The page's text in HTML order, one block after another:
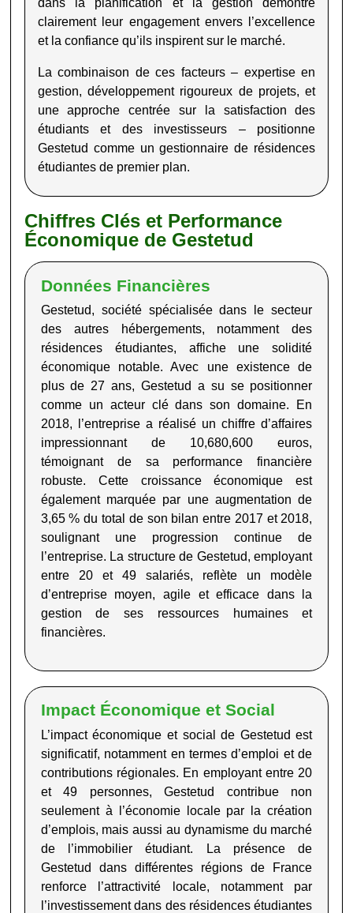
dans la planification et la gestion démontre
clairement leur engagement envers l’excellence
et la confiance qu’ils inspirent sur le marché.
La combinaison de ces facteurs – expertise en
gestion, développement rigoureux de projets, et
une approche centrée sur la satisfaction des
étudiants et des investisseurs – positionne
Gestetud comme un gestionnaire de résidences
étudiantes de premier plan.
Chiffres Clés et Performance
Économique de Gestetud
Données Financières
Gestetud, société spécialisée dans le secteur
des autres hébergements, notamment des
résidences étudiantes, affiche une solidité
économique notable. Avec une existence de
plus de 27 ans, Gestetud a su se positionner
comme un acteur clé dans son domaine. En
2018, l’entreprise a réalisé un chiffre d’affaires
impressionnant de 10,680,600 euros,
témoignant de sa performance financière
robuste. Cette croissance économique est
également marquée par une augmentation de
3,65 % du total de son bilan entre 2017 et 2018,
soulignant une progression continue de
l’entreprise. La structure de Gestetud, employant
entre 20 et 49 salariés, reflète un modèle
d’entreprise moyen, agile et efficace dans la
gestion de ses ressources humaines et
financières.
Impact Économique et Social
L’impact économique et social de Gestetud est
significatif, notamment en termes d’emploi et de
contributions régionales. En employant entre 20
et 49 personnes, Gestetud contribue non
seulement à l’économie locale par la création
d’emplois, mais aussi au dynamisme du marché
de l’immobilier étudiant. La présence de
Gestetud dans différentes régions de France
renforce l’attractivité locale, notamment par
l’investissement dans des résidences étudiantes